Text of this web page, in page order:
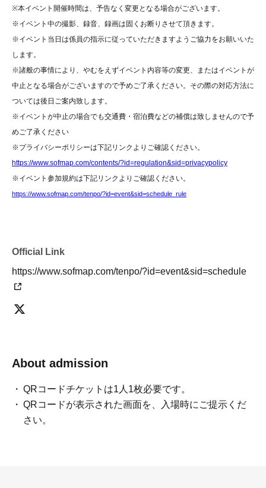
・お取り置き期間終了後は、商品のお渡しはできません。その際代金の返金
は致しかねます。
・店舗へのご来店が難しい場合、着払いでの対応も可能になります。ご希望
の方は、お電話にて承ります。
・参加できなかったお客様への特典(チェキやサイン等も含める)については
ご用意できない場合がございます。
【プレゼント・祝花(スタンド花・卓上花)について】
プレゼントは、特典会時に出演者に直接お渡しください。
祝花につきましては、下記URLから「イベントへご来場いただくお客様
へ」をご参照ください。
なお、当店では提携しているお花屋さんなどはございません。お送りされる
場合は、お客様ご自身でご手配をお願いいたします。
TEL：03-5720-1441
ログインができない場合やLivePocketについてのご質問は
https://livepocket.jp/news/31
※本イベント開催時間は、予告なく変更となる場合がございます。
※イベント中の撮影、録音、録画は固くお断りさせて頂きます。
※イベント当日は係員の指示に従っていただきますようご協力をお願いいた
します。
※諸般の事情により、やむをえずイベント内容等の変更、またはイベントが
中止となる場合がございますので予めご了承ください。その際の対応方法に
ついては後日ご案内致します。
※イベントが中止の場合でも交通費・宿泊費などの補償は致しませんので予
めご了承ください
※プライバシーポリシーは下記リンクよりご確認ください。
https://www.sofmap.com/contents/?id=regulation&sid=privacypolicy
※イベント参加規約は下記リンクよりご確認ください。
https://www.sofmap.com/tenpo/?id=event&sid=schedule_rule
Official Link
https://www.sofmap.com/tenpo/?id=event&sid=schedule
About admission
QRコードチケットは1人1枚必要です。
QRコードが表示された画面を、入場時にご提示くだ
さい。